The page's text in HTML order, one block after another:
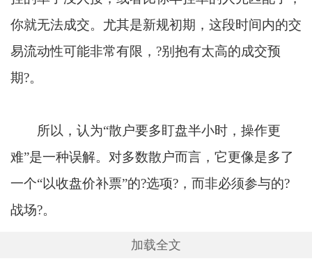
你就无法成交。尤其是新规初期，这段时间内的交
易流动性可能非常有限，?别抱有太高的成交预
期?。
所以，认为“散户要多盯盘半小时，操作更
难”是一种误解。对多数散户而言，它更像是多了
一个“以收盘价补票”的?选项?，而非必须参与的?
战场?。
加载全文